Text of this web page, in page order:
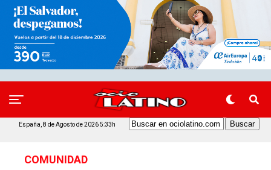
España, 8 de Agosto de 2026 5:33h
COMUNIDAD